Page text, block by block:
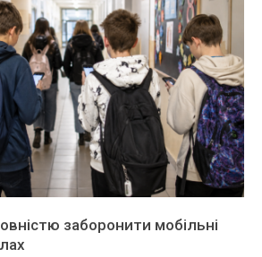
заборонити мобільні